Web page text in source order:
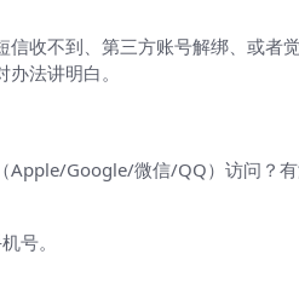
收不到、第三方账号解绑、或者
法讲明白。
Google/微信/QQ）访问？
号。